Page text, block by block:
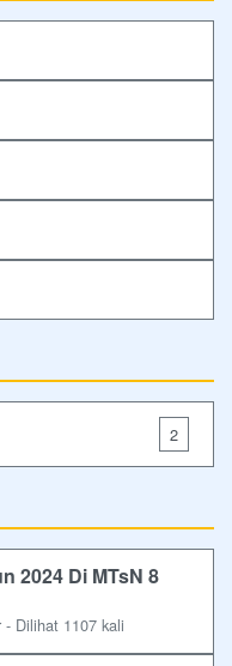
2
2024 Di MTsN 8
Dilihat 1107 kali